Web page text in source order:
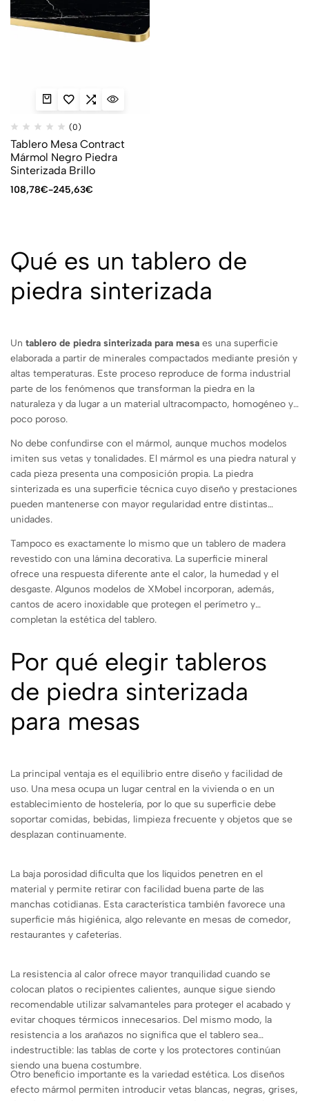
(0)
Tablero Mesa Contract
Mármol Negro Piedra
Sinterizada Brillo
108,78€-245,63€
Qué es un tablero de
piedra sinterizada
Un tablero de piedra sinterizada para mesa es una superficie
elaborada a partir de minerales compactados mediante presión y
altas temperaturas. Este proceso reproduce de forma industrial
parte de los fenómenos que transforman la piedra en la
naturaleza y da lugar a un material ultracompacto, homogéneo y
poco poroso.
No debe confundirse con el mármol, aunque muchos modelos
imiten sus vetas y tonalidades. El mármol es una piedra natural y
cada pieza presenta una composición propia. La piedra
sinterizada es una superficie técnica cuyo diseño y prestaciones
pueden mantenerse con mayor regularidad entre distintas
unidades.
Tampoco es exactamente lo mismo que un tablero de madera
revestido con una lámina decorativa. La superficie mineral
ofrece una respuesta diferente ante el calor, la humedad y el
desgaste. Algunos modelos de XMobel incorporan, además,
cantos de acero inoxidable que protegen el perímetro y
completan la estética del tablero.
Por qué elegir tableros
de piedra sinterizada
para mesas
La principal ventaja es el equilibrio entre diseño y facilidad de
uso. Una mesa ocupa un lugar central en la vivienda o en un
establecimiento de hostelería, por lo que su superficie debe
soportar comidas, bebidas, limpieza frecuente y objetos que se
desplazan continuamente.
La baja porosidad dificulta que los líquidos penetren en el
material y permite retirar con facilidad buena parte de las
manchas cotidianas. Esta característica también favorece una
superficie más higiénica, algo relevante en mesas de comedor,
restaurantes y cafeterías.
La resistencia al calor ofrece mayor tranquilidad cuando se
colocan platos o recipientes calientes, aunque sigue siendo
recomendable utilizar salvamanteles para proteger el acabado y
evitar choques térmicos innecesarios. Del mismo modo, la
resistencia a los arañazos no significa que el tablero sea
indestructible: las tablas de corte y los protectores continúan
siendo una buena costumbre.
Otro beneficio importante es la variedad estética. Los diseños
efecto mármol permiten introducir vetas blancas, negras, grises,